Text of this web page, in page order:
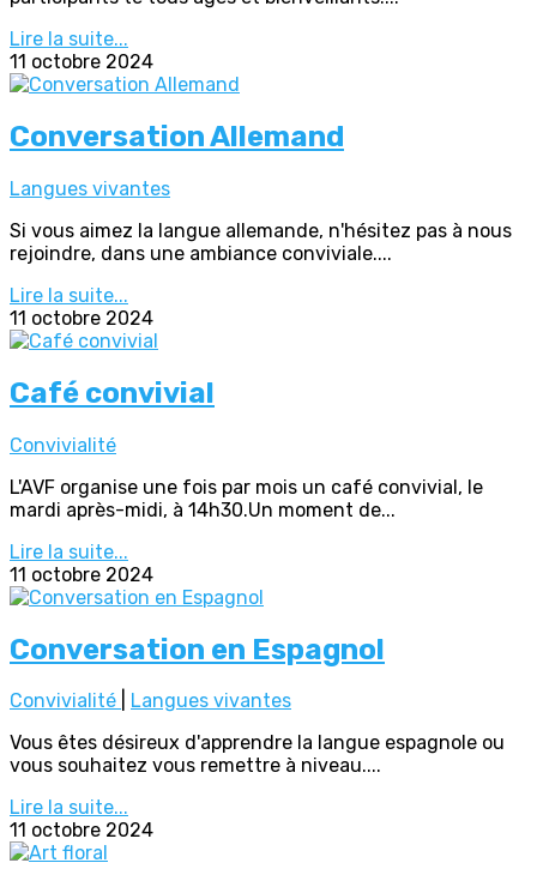
Lire la suite...
11 octobre 2024
Conversation Allemand
Langues vivantes
Si vous aimez la langue allemande, n'hésitez pas à nous
rejoindre, dans une ambiance conviviale....
Lire la suite...
11 octobre 2024
Café convivial
Convivialité
L'AVF organise une fois par mois un café convivial, le
mardi après-midi, à 14h30.Un moment de...
Lire la suite...
11 octobre 2024
Conversation en Espagnol
Convivialité
Langues vivantes
Vous êtes désireux d'apprendre la langue espagnole ou
vous souhaitez vous remettre à niveau....
Lire la suite...
11 octobre 2024